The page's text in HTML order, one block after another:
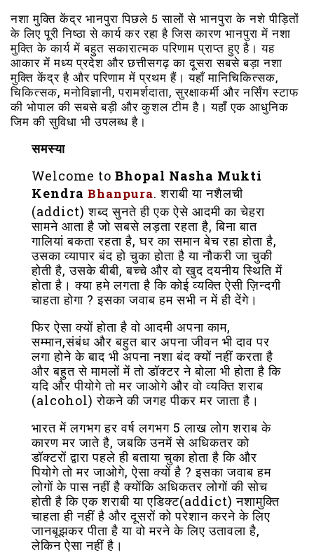
नशा मुक्ति केंद्र भानपुरा पिछले 5 सालों से भानपुरा के नशे पीड़ितों
के लिए पूरी निष्ठा से कार्य कर रहा है जिस कारण भानपुरा में नशा
मुक्ति के कार्य में बहुत सकारात्मक परिणाम प्राप्त हुए है। यह
आकार में मध्य प्रदेश और छत्तीसगढ़ का दूसरा सबसे बड़ा नशा
मुक्ति केंद्र है और परिणाम में प्रथम हैं। यहाँ मानिचिकित्सक,
चिकित्सक, मनोविज्ञानी, परामर्शदाता, सुरक्षाकर्मी और नर्सिंग स्टाफ
की भोपाल की सबसे बड़ी और कुशल टीम है। यहाँ एक आधुनिक
जिम की सुविधा भी उपलब्ध है।
समस्या
Welcome to Bhopal Nasha Mukti
Kendra Bhanpura. शराबी या नशैलची
(addict) शब्द सुनते ही एक ऐसे आदमी का चेहरा
सामने आता है जो सबसे लड़ता रहता है, बिना बात
गालियां बकता रहता है, घर का समान बेच रहा होता है,
उसका व्यापार बंद हो चुका होता है या नौकरी जा चुकी
होती है, उसके बीबी, बच्चे और वो खुद दयनीय स्थिति में
होता है। क्या हमे लगता है कि कोई व्यक्ति ऐसी ज़िन्दगी
चाहता होगा ? इसका जवाब हम सभी न में ही देंगे।
फिर ऐसा क्यों होता है वो आदमी अपना काम,
सम्मान,संबंध और बहुत बार अपना जीवन भी दाव पर
लगा होने के बाद भी अपना नशा बंद क्यों नहीं करता है
और बहुत से मामलों में तो डॉक्टर ने बोला भी होता है कि
यदि और पीयोगे तो मर जाओगे और वो व्यक्ति शराब
(alcohol) रोकने की जगह पीकर मर जाता है।
भारत में लगभग हर वर्ष लगभग 5 लाख लोग शराब के
कारण मर जाते है, जबकि उनमें से अधिकतर को
डॉक्टरों द्वारा पहले ही बताया चुका होता है कि और
पियोगे तो मर जाओगे, ऐसा क्यों है ? इसका जवाब हम
लोगों के पास नहीं है क्योंकि अधिकतर लोगों की सोच
होती है कि एक शराबी या एडिक्ट(addict) नशामुक्ति
चाहता ही नहीं है और दूसरों को परेशान करने के लिए
जानबूझकर पीता है या वो मरने के लिए उतावला है,
लेकिन ऐसा नहीं है।